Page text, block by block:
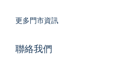
更多門市資訊
聯絡我們